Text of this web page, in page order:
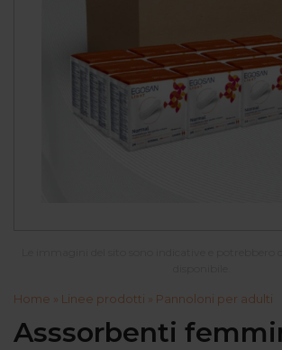
Home » Linee prodotti » Pannoloni per adulti
Asssorbenti